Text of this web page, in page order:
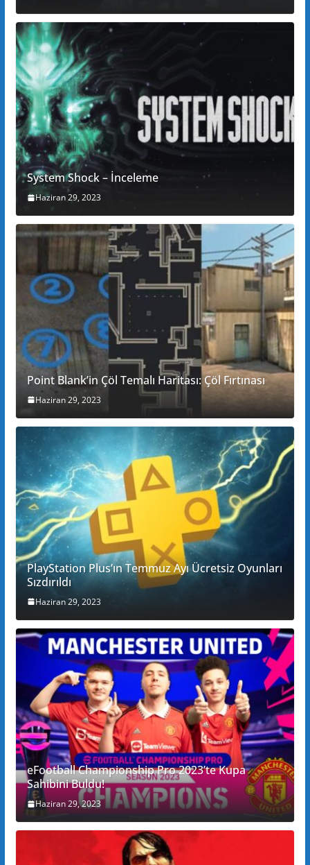
System Shock – İnceleme
Haziran 29, 2023
Point Blank’in Çöl Temalı Haritası: Çöl Fırtınası
Haziran 29, 2023
PlayStation Plus’ın Temmuz Ayı Ücretsiz Oyunları
Sızdırıldı
Haziran 29, 2023
eFootball Championship Pro 2023’te Kupa
Sahibini Buldu!
Haziran 29, 2023